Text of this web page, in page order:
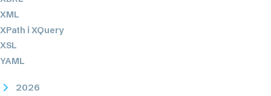
XML
XPath i XQuery
XSL
YAML
2026